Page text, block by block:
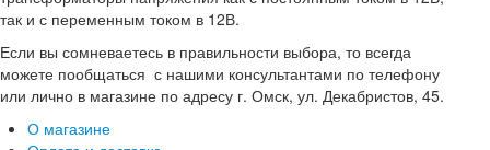
так и с переменным током в 12В.
Если вы сомневаетесь в правильности выбора, то всегда
можете пообщаться с нашими консультантами по телефону
или лично в магазине по адресу г. Омск, ул. Декабристов, 45.
О магазине